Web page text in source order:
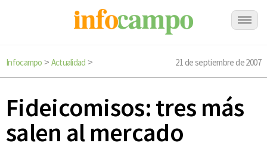
Infocampo > Actualidad > 21 de septiembre de 2007
Fideicomisos: tres más
salen al mercado